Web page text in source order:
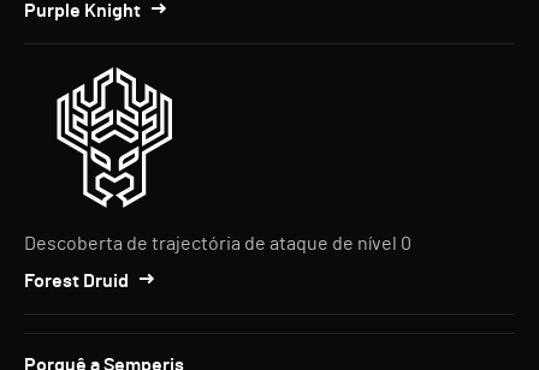
Purple Knight
Descoberta de trajectória de ataque de nível 0
Forest Druid
Porquê a Semperis